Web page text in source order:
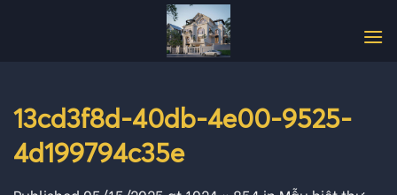
13cd3f8d-40db-4e00-9525-
4d199794c35e